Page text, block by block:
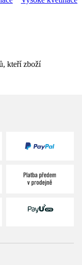
kteří zboží